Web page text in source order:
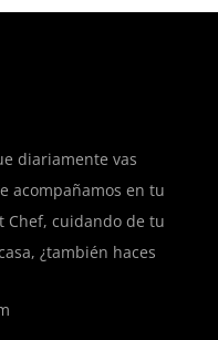
diariamente vas
acompañamos en tu
Chef, cuidando de tu
¿también haces